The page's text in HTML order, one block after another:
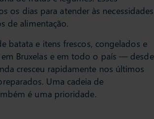
os dias para atender às necessidades
de alimentação.
batata e itens frescos, congelados e
em Bruxelas e em todo o país — desde
cresceu rapidamente nos últimos
Uma cadeia de
é uma prioridade.